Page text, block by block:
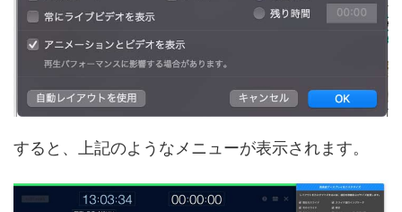
すると、上記のようなメニューが表示されます。